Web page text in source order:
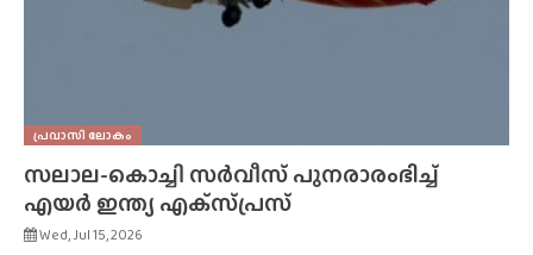
പ്രവാസി ലോകം
സലാല-കൊച്ചി സർവീസ് പുനരാരംഭിച്ച്
എയർ ഇന്ത്യ എക്‌സ്‌പ്രസ്‌
Wed, Jul 15, 2026